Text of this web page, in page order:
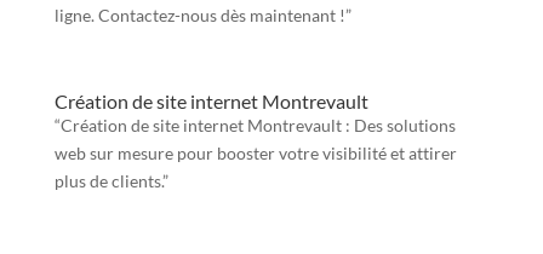
ligne. Contactez-nous dès maintenant !”
Création de site internet Montrevault
“Création de site internet Montrevault : Des solutions
web sur mesure pour booster votre visibilité et attirer
plus de clients.”